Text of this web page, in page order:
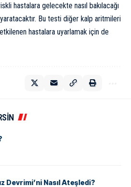
hastalara gelecekte nasıl bakılacağı
Bu testi diğer kalp aritmileri
hastalara uyarlamak için de
Devrimi’ni Nasıl Ateşledi?